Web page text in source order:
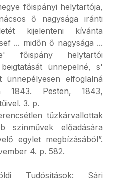
főispányi helytartója,
ő nagysága iránti
kijelenteni kívánta
... midőn ő nagysága ...
főispány helytartói
ünnepelné, s'
ünnepélyesen elfoglalná
1843. Pesten, 1843,
3. p.
tűzkárvallottak
színművek előadására
egylet megbízásából”.
4. p. 582.
Tudósítások: Sári